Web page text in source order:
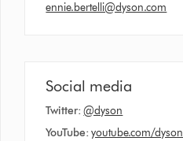
ennie.bertelli@dyson.com
Social media
Twitter: @dyson
YouTube: youtube.com/dyson